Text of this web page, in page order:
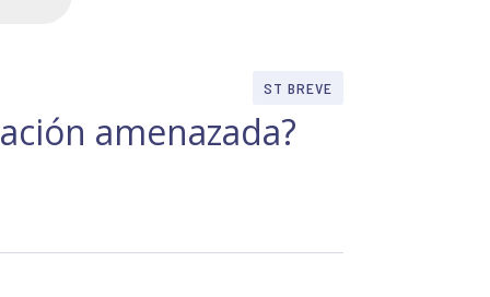
ST BREVE
amenazada?